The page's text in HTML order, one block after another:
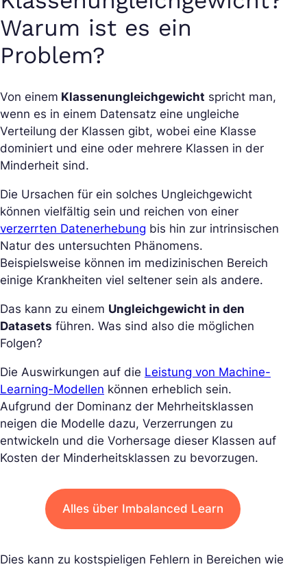
Warum ist es ein
Problem?
Von einem Klassenungleichgewicht spricht man,
wenn es in einem Datensatz eine ungleiche
Verteilung der Klassen gibt, wobei eine Klasse
dominiert und eine oder mehrere Klassen in der
Minderheit sind.
Die Ursachen für ein solches Ungleichgewicht
können vielfältig sein und reichen von einer
verzerrten Datenerhebung bis hin zur intrinsischen
Natur des untersuchten Phänomens.
Beispielsweise können im medizinischen Bereich
einige Krankheiten viel seltener sein als andere.
Das kann zu einem Ungleichgewicht in den
Datasets führen. Was sind also die möglichen
Folgen?
Die Auswirkungen auf die Leistung von Machine-
Learning-Modellen können erheblich sein.
Aufgrund der Dominanz der Mehrheitsklassen
neigen die Modelle dazu, Verzerrungen zu
entwickeln und die Vorhersage dieser Klassen auf
Kosten der Minderheitsklassen zu bevorzugen.
Alles über Imbalanced Learn
Dies kann zu kostspieligen Fehlern in Bereichen wie